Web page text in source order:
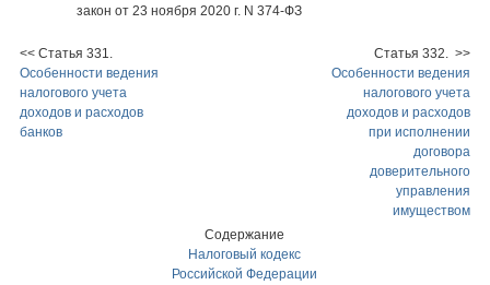
закон от 23 ноября 2020 г. N 374-ФЗ
<< Статья 331.
Особенности ведения
налогового учета
доходов и расходов
банков
Статья 332. >>
Особенности ведения
налогового учета
доходов и расходов
при исполнении
договора
доверительного
управления
имуществом
Содержание
Налоговый кодекс
Российской Федерации